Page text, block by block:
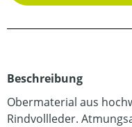
Beschreibung
Obermaterial aus
Rindvollleder.